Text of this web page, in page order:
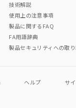
であっても、流通
しくは販売店へお問
技術解説
使用上の注意事項
製品に関するFAQ
FA用語辞典
製品セキュリティへの取
ヘルプ サ